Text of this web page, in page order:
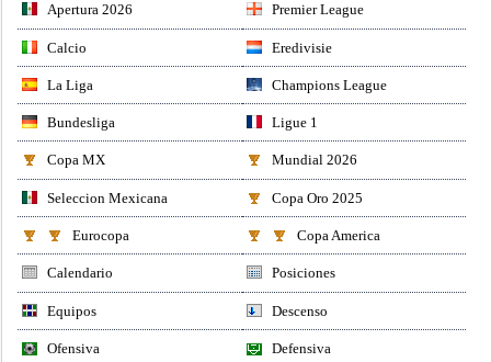
Apertura 2026 Premier League
Calcio Eredivisie
La Liga Champions League
Bundesliga Ligue 1
Copa MX Mundial 2026
Seleccion Mexicana Copa Oro 2025
Eurocopa Copa America
Calendario Posiciones
Equipos Descenso
Ofensiva Defensiva